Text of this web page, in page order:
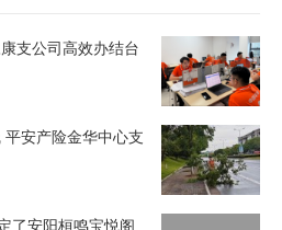
支公司高效办结台
安产险金华中心支
了安阳桓鸣宝悦阁